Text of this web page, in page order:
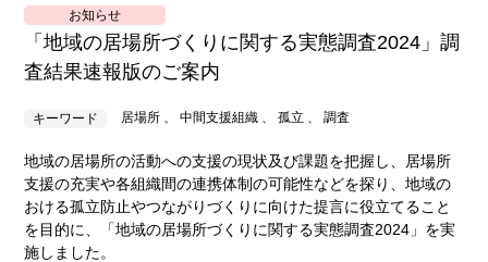
お知らせ
「地域の居場所づくりに関する実態調査2024」調
査結果速報版のご案内
キーワード 居場所 、 中間支援組織 、 孤立 、 調査
地域の居場所の活動への支援の現状及び課題を把握し、居場所
支援の充実や各組織間の連携体制の可能性などを探り、地域の
おける孤立防止やつながりづくりに向けた提言に役立てること
を目的に、「地域の居場所づくりに関する実態調査2024」を実
施しました。